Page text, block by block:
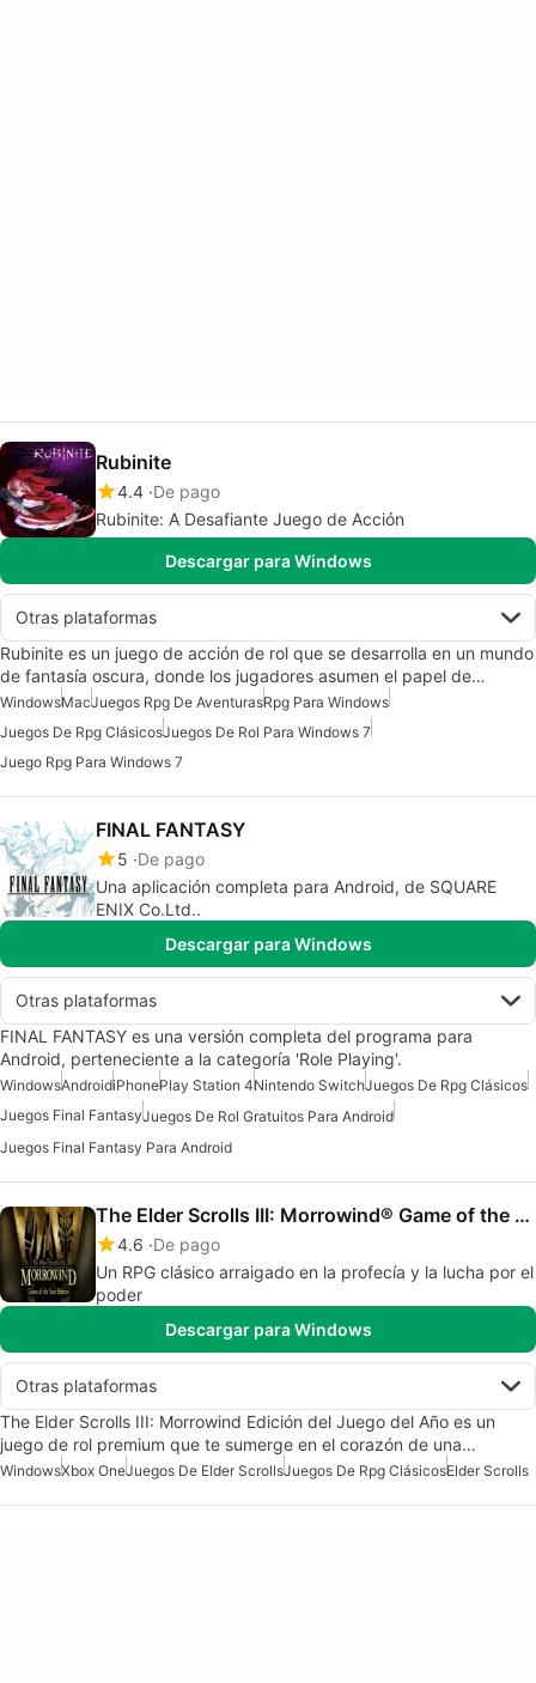
Rubinite
4.4 De pago
Rubinite: A Desafiante Juego de Acción
Descargar para Windows
Otras plataformas
Rubinite es un juego de acción de rol que se desarrolla en un mundo
de fantasía oscura, donde los jugadores asumen el papel de…
WindowsMacJuegos Rpg De AventurasRpg Para Windows
Juegos De Rpg ClásicosJuegos De Rol Para Windows 7
Juego Rpg Para Windows 7
FINAL FANTASY
5 De pago
Una aplicación completa para Android, de SQUARE
ENIX Co.Ltd..
Descargar para Windows
Otras plataformas
FINAL FANTASY es una versión completa del programa para
Android, perteneciente a la categoría 'Role Playing'.
WindowsAndroidiPhonePlay Station 4Nintendo SwitchJuegos De Rpg Clásicos
Juegos Final FantasyJuegos De Rol Gratuitos Para Android
Juegos Final Fantasy Para Android
The Elder Scrolls III: Morrowind® Game of the Year Edition
4.6 De pago
Un RPG clásico arraigado en la profecía y la lucha por el
poder
Descargar para Windows
Otras plataformas
The Elder Scrolls III: Morrowind Edición del Juego del Año es un
juego de rol premium que te sumerge en el corazón de una…
WindowsXbox OneJuegos De Elder ScrollsJuegos De Rpg ClásicosElder Scrolls